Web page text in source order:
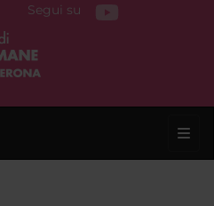
Segui su